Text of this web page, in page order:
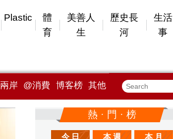
Plastic
體
育
美善人
生
歷史長
河
生活
事
兩岸 @消費 博客榜 其他
熱 · 門 · 榜
今 日 本 週 本 月